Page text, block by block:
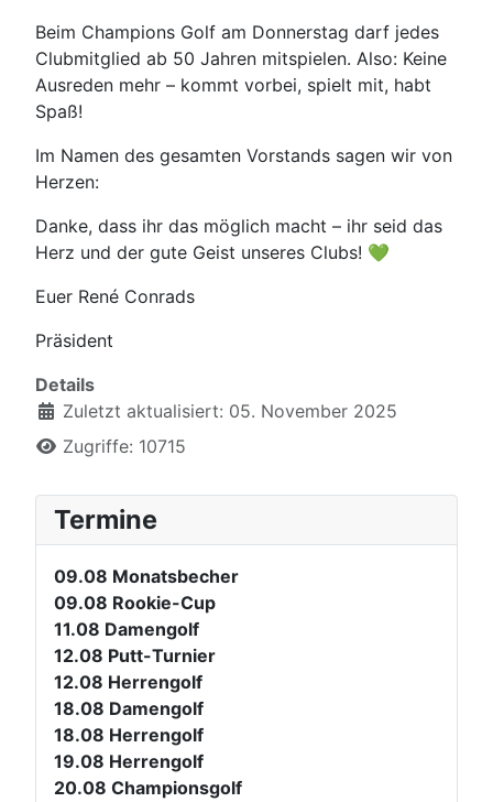
Beim Champions Golf am Donnerstag darf jedes
Clubmitglied ab 50 Jahren mitspielen. Also: Keine
Ausreden mehr – kommt vorbei, spielt mit, habt
Spaß!
Im Namen des gesamten Vorstands sagen wir von
Herzen:
Danke, dass ihr das möglich macht – ihr seid das
Herz und der gute Geist unseres Clubs! 💚
Euer René Conrads
Präsident
Details
Zuletzt aktualisiert: 05. November 2025
Zugriffe: 10715
Termine
09.08 Monatsbecher
09.08 Rookie-Cup
11.08 Damengolf
12.08 Putt-Turnier
12.08 Herrengolf
18.08 Damengolf
18.08 Herrengolf
19.08 Herrengolf
20.08 Championsgolf